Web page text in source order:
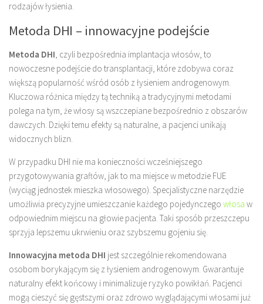
rodzajów łysienia.
Metoda DHI – innowacyjne podejście
Metoda DHI, czyli bezpośrednia implantacja włosów, to
nowoczesne podejście do transplantacji, które zdobywa coraz
większą popularność wśród osób z łysieniem androgenowym.
Kluczowa różnica między tą techniką a tradycyjnymi metodami
polega na tym, że włosy są wszczepiane bezpośrednio z obszarów
dawczych. Dzięki temu efekty są naturalne, a pacjenci unikają
widocznych blizn.
W przypadku DHI nie ma konieczności wcześniejszego
przygotowywania graftów, jak to ma miejsce w metodzie FUE
(wyciąg jednostek mieszka włosowego). Specjalistyczne narzędzie
umożliwia precyzyjne umieszczanie każdego pojedynczego włosa w
odpowiednim miejscu na głowie pacjenta. Taki sposób przeszczepu
sprzyja lepszemu ukrwieniu oraz szybszemu gojeniu się.
Innowacyjna metoda DHI jest szczególnie rekomendowana
osobom borykającym się z łysieniem androgenowym. Gwarantuje
naturalny efekt końcowy i minimalizuje ryzyko powikłań. Pacjenci
mogą cieszyć się gęstszymi oraz zdrowo wyglądającymi włosami już